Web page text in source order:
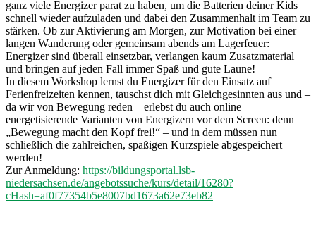
ganz viele Energizer parat zu haben, um die Batterien deiner Kids
schnell wieder aufzuladen und dabei den Zusammenhalt im Team zu
stärken. Ob zur Aktivierung am Morgen, zur Motivation bei einer
langen Wanderung oder gemeinsam abends am Lagerfeuer:
Energizer sind überall einsetzbar, verlangen kaum Zusatzmaterial
und bringen auf jeden Fall immer Spaß und gute Laune!
In diesem Workshop lernst du Energizer für den Einsatz auf
Ferienfreizeiten kennen, tauschst dich mit Gleichgesinnten aus und –
da wir von Bewegung reden – erlebst du auch online
energetisierende Varianten von Energizern vor dem Screen: denn
„Bewegung macht den Kopf frei!“ – und in dem müssen nun
schließlich die zahlreichen, spaßigen Kurzspiele abgespeichert
werden!
Zur Anmeldung: https://bildungsportal.lsb-
niedersachsen.de/angebotssuche/kurs/detail/16280?
cHash=af0f77354b5e8007bd1673a62e73eb82